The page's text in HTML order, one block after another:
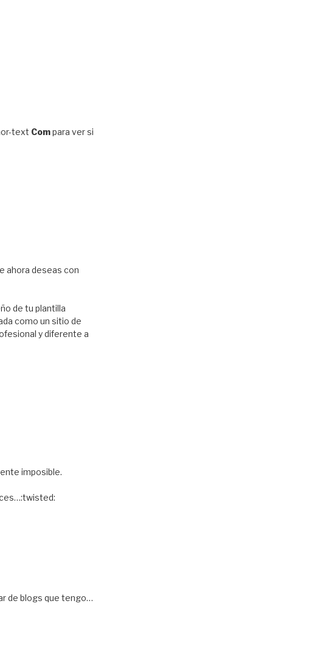
text Compara ver si
ahora deseas con
de tu plantilla
como un sitio de
y diferente a
imposible.
de blogs que tengo…